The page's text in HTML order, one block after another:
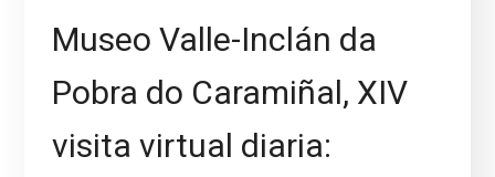
Museo Valle-Inclán da
Pobra do Caramiñal, XIV
visita virtual diaria: